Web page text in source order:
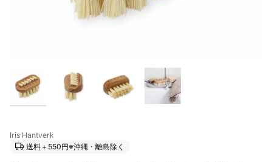
Iris Hantverk
送料＋550円※沖縄・離島除く